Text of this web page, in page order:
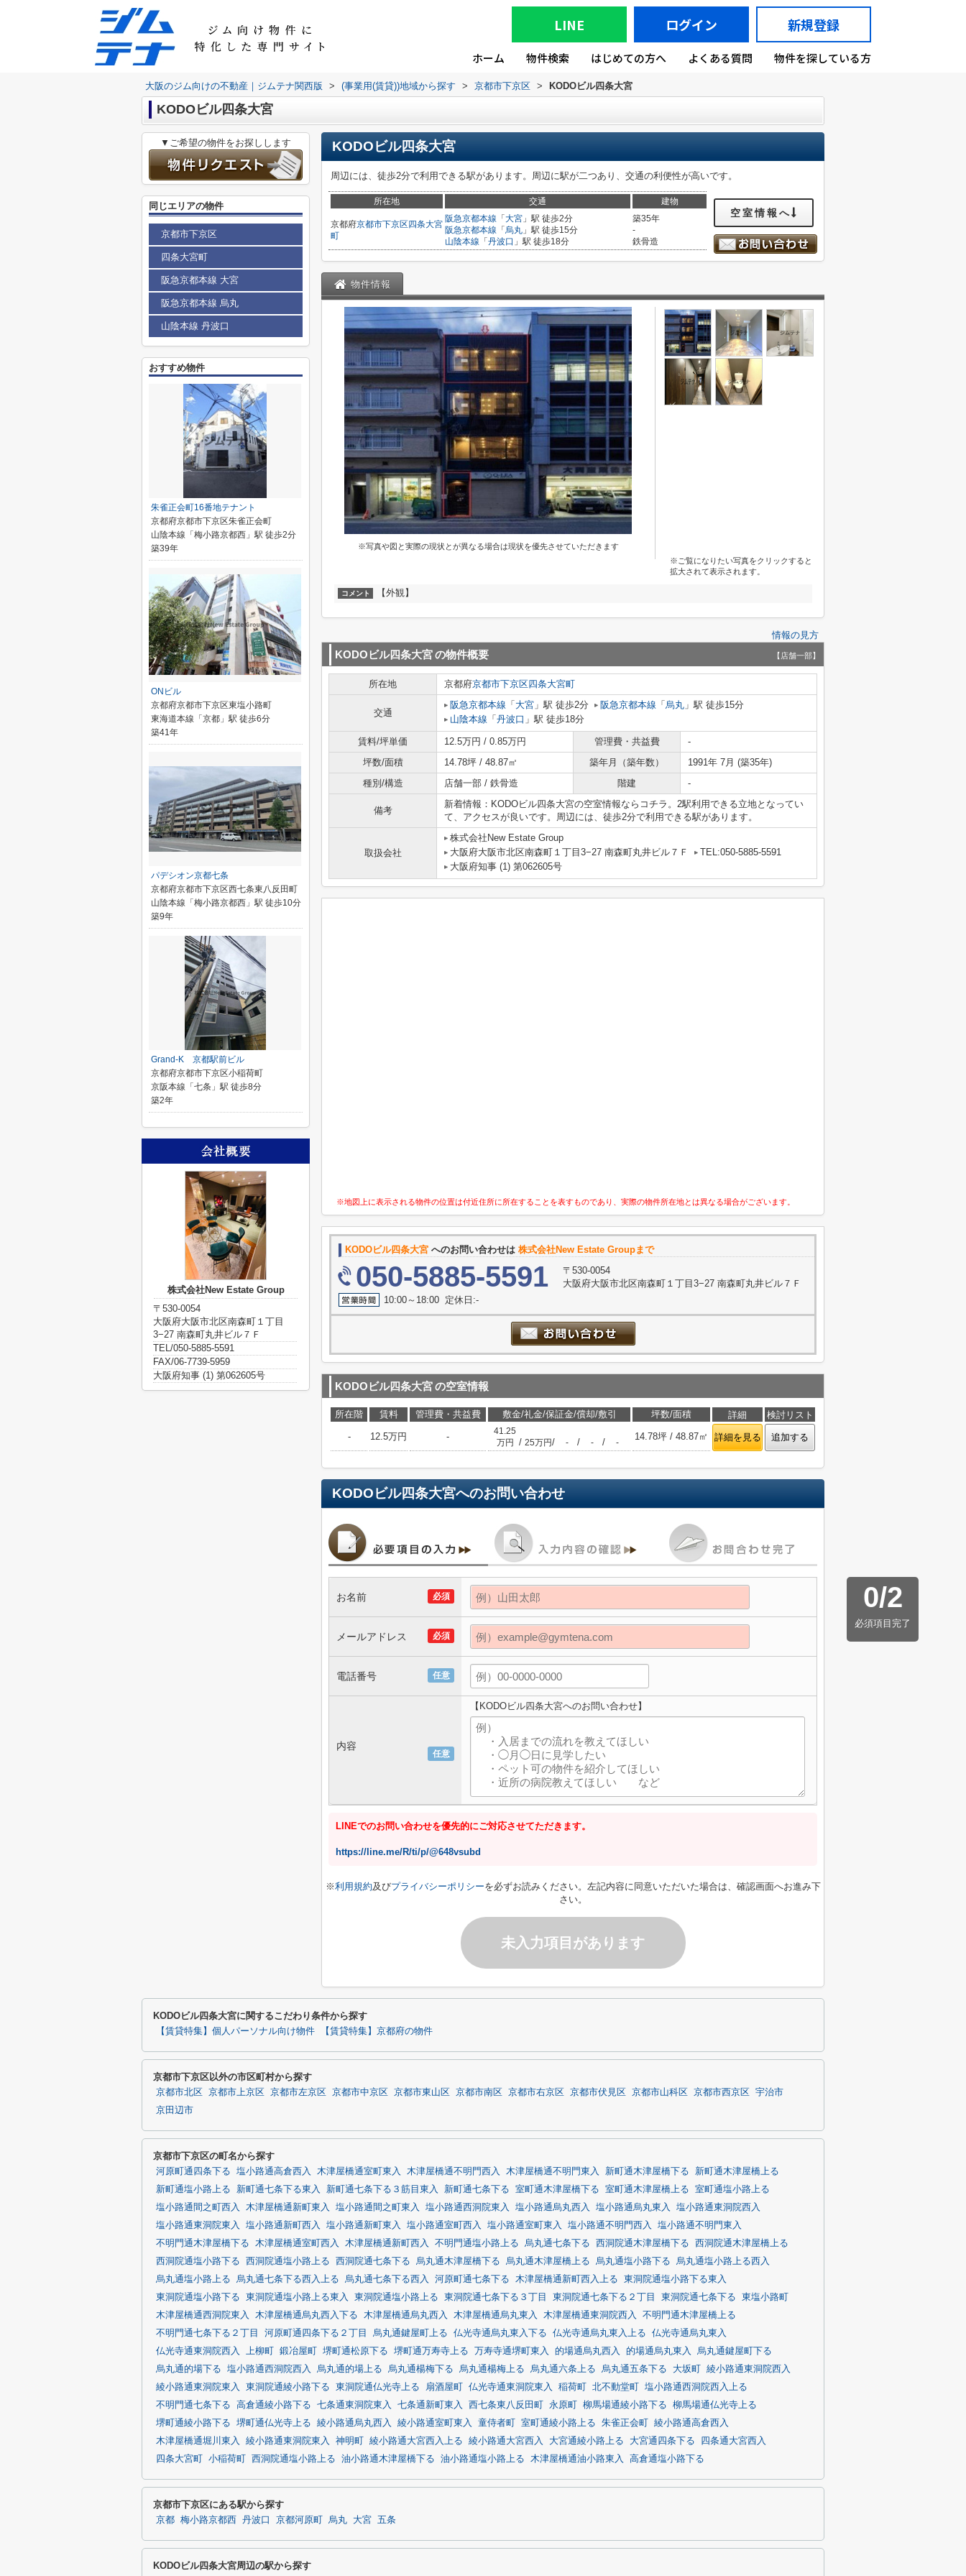
LINE ログイン 新規登録
ホーム 物件検索 はじめての方へ よくある質問 物件を探している方
大阪のジム向けの不動産｜ジムテナ関西版 > (事業用(賃貸))地域から探す > 京都市下京区 > KODOビル四条大宮
KODOビル四条大宮
KODOビル四条大宮
周辺には、徒歩2分で利用できる駅があります。周辺に駅が二つあり、交通の利便性が高いです。
所在地 交通 建物
京都府京都市下京区 四条大宮
町
阪急京都本線 「 大宮 」駅 徒歩2分
阪急京都本線 「 烏丸 」駅 徒歩15分
山陰本線 「 丹波口 」駅 徒歩18分
築35年
-
鉄骨造
空室情報へ
物件情報
※写真や図と実際の現状とが異なる場合は現状を優先させていただきます
※ご覧になりたい写真をクリックすると
拡大されて表示されます。
コメント 【外観】
情報の見方
KODOビル四条大宮の物件概要 【店舗一部】
所在地 京都府京都市下京区四条大宮町
交通
阪急京都本線 「 大宮 」駅 徒歩2分 阪急京都本線 「 烏丸 」駅 徒歩15分
山陰本線 「 丹波口 」駅 徒歩18分
賃料/坪単価 12.5万円 / 0.85万円 管理費・共益費
-
坪数/面積
14.78坪 / 48.87㎡ 築年月（築年数）
1991年 7月 (築35年)
種別/構造
店舗一部 / 鉄骨造 階建 -
備考
新着情報：KODOビル四条大宮の空室情報ならコチラ。2駅利用できる立地となってい
て、アクセスが良いです。周辺には、徒歩2分で利用できる駅があります。
取扱会社
株式会社New Estate Group
大阪府大阪市北区南森町１丁目3−27 南森町丸井ビル７Ｆ
TEL:050-5885-5591
大阪府知事 (1) 第062605号
※地図上に表示される物件の位置は付近住所に所在することを表すものであり、実際の物件所在地とは異なる場合がございます。
KODOビル四条大宮 へのお問い合わせは 株式会社New Estate Groupまで
050-5885-5591
〒530-0054
大阪府大阪市北区南森町１丁目3−27 南森町丸井ビル７Ｆ
10:00～18:00 定休日:-
KODOビル四条大宮の空室情報
所在階 賃料 管理費・共益費 敷金/礼金/保証金/償却/敷引 坪数/面積 詳細
検討リスト
-
12.5万円 -
41.25
万円
/ 25万円/ - / - / -
14.78坪 / 48.87㎡ 詳細を見る 追加する
KODOビル四条大宮へのお問い合わせ
0/2
必須項目完了
必須
お名前
必須
メールアドレス
任意
電話番号
任意
内容
【KODOビル四条大宮へのお問い合わせ】
LINEでのお問い合わせを優先的にご対応させてただきます。
https://line.me/R/ti/p/@648vsubd
※利用規約及びプライバシーポリシーを必ずお読みください。左記内容に同意いただいた場合は、確認画面へお進み下
さい。
未入力項目があります
▼ご希望の物件をお探しします
同じエリアの物件
京都市下京区
四条大宮町
阪急京都本線 大宮
阪急京都本線 烏丸
山陰本線 丹波口
おすすめ物件
朱雀正会町16番地テナント
京都府京都市下京区朱雀正会町
山陰本線「梅小路京都西」駅 徒歩2分
築39年
ONビル
京都府京都市下京区東塩小路町
東海道本線「京都」駅 徒歩6分
築41年
パデシオン京都七条
京都府京都市下京区西七条東八反田町
山陰本線「梅小路京都西」駅 徒歩10分
築9年
Grand-K 京都駅前ビル
京都府京都市下京区小稲荷町
京阪本線「七条」駅 徒歩8分
築2年
株式会社New Estate Group
〒530-0054
大阪府大阪市北区南森町１丁目
3−27 南森町丸井ビル７Ｆ
TEL/050-5885-5591
FAX/06-7739-5959
大阪府知事 (1) 第062605号
KODOビル四条大宮に関するこだわり条件から探す
【賃貸特集】個人パーソナル向け物件 【賃貸特集】京都府の物件
京都市下京区以外の市区町村から探す
京都市北区 京都市上京区 京都市左京区 京都市中京区 京都市東山区 京都市南区 京都市右京区 京都市伏見区 京都市山科区 京都市西京区
宇治市
京田辺市
京都市下京区の町名から探す
河原町通四条下る 塩小路通高倉西入 木津屋橋通室町東入 木津屋橋通不明門西入 木津屋橋通不明門東入 新町通木津屋橋下る
新町通木津屋橋上る
新町通塩小路上る
新町通七条下る東入 新町通七条下る３筋目東入 新町通七条下る 室町通木津屋橋下る 室町通木津屋橋上る
室町通塩小路上る
塩小路通間之町西入
木津屋橋通新町東入 塩小路通間之町東入 塩小路通西洞院東入 塩小路通烏丸西入 塩小路通烏丸東入
塩小路通東洞院西入
塩小路通東洞院東入
塩小路通新町西入 塩小路通新町東入 塩小路通室町西入 塩小路通室町東入 塩小路通不明門西入
塩小路通不明門東入
不明門通木津屋橋下る
木津屋橋通室町西入 木津屋橋通新町西入 不明門通塩小路上る 烏丸通七条下る 西洞院通木津屋橋下る
西洞院通木津屋橋上る
西洞院通塩小路下る
西洞院通塩小路上る 西洞院通七条下る 烏丸通木津屋橋下る 烏丸通木津屋橋上る 烏丸通塩小路下る
烏丸通塩小路上る西入
烏丸通塩小路上る
烏丸通七条下る西入上る 烏丸通七条下る西入 河原町通七条下る 木津屋橋通新町西入上る
東洞院通塩小路下る東入
東洞院通塩小路下る
東洞院通塩小路上る東入 東洞院通塩小路上る 東洞院通七条下る３丁目 東洞院通七条下る２丁目 東洞院通七条下る
東塩小路町
木津屋橋通西洞院東入
木津屋橋通烏丸西入下る 木津屋橋通烏丸西入 木津屋橋通烏丸東入 木津屋橋通東洞院西入
不明門通木津屋橋上る
不明門通七条下る２丁目
河原町通四条下る２丁目 烏丸通鍵屋町上る 仏光寺通烏丸東入下る 仏光寺通烏丸東入上る
仏光寺通烏丸東入
仏光寺通東洞院西入
上柳町 鍛冶屋町 堺町通松原下る 堺町通万寿寺上る 万寿寺通堺町東入 的場通烏丸西入 的場通烏丸東入
烏丸通鍵屋町下る
烏丸通的場下る
塩小路通西洞院西入 烏丸通的場上る 烏丸通楊梅下る 烏丸通楊梅上る 烏丸通六条上る 烏丸通五条下る 大坂町
綾小路通東洞院西入
綾小路通東洞院東入
東洞院通綾小路下る 東洞院通仏光寺上る 扇酒屋町 仏光寺通東洞院東入 稲荷町 北不動堂町
塩小路通西洞院西入上る
不明門通七条下る
高倉通綾小路下る 七条通東洞院東入 七条通新町東入 西七条東八反田町 永原町 柳馬場通綾小路下る
柳馬場通仏光寺上る
堺町通綾小路下る
堺町通仏光寺上る 綾小路通烏丸西入 綾小路通室町東入 童侍者町 室町通綾小路上る 朱雀正会町
綾小路通高倉西入
木津屋橋通堀川東入
綾小路通東洞院東入 神明町 綾小路通大宮西入上る 綾小路通大宮西入 大宮通綾小路上る 大宮通四条下る
四条通大宮西入
四条大宮町
小稲荷町 西洞院通塩小路上る 油小路通木津屋橋下る 油小路通塩小路上る 木津屋橋通油小路東入 高倉通塩小路下る
京都市下京区にある駅から探す
京都 梅小路京都西 丹波口 京都河原町 烏丸 大宮 五条
KODOビル四条大宮周辺の駅から探す